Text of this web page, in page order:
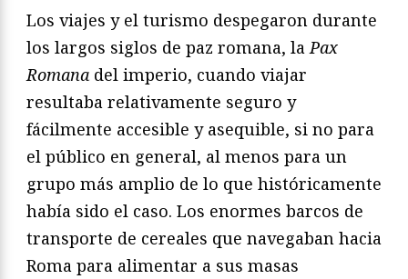
Los viajes y el turismo despegaron durante
los largos siglos de paz romana, la Pax
Romana del imperio, cuando viajar
resultaba relativamente seguro y
fácilmente accesible y asequible, si no para
el público en general, al menos para un
grupo más amplio de lo que históricamente
había sido el caso. Los enormes barcos de
transporte de cereales que navegaban hacia
Roma para alimentar a sus masas